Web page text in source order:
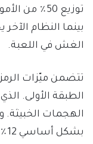
توزيع 50٪
بينما النظام
الغش في اللعبة.
تتضمن ميّزات
الطبقة الأولى.